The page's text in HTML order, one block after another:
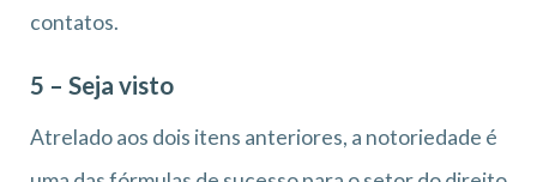
contatos.
5 – Seja visto
Atrelado aos dois itens anteriores, a notoriedade é